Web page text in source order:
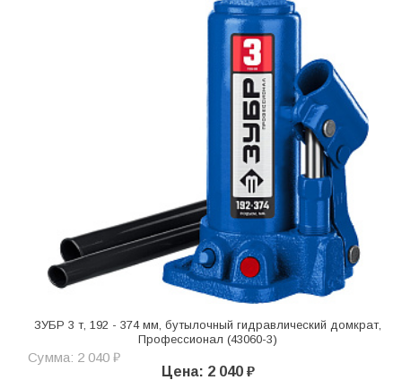
ЗУБР 3 т, 192 - 374 мм, бутылочный гидравлический домкрат,
Профессионал (43060-3)
Сумма: 2 040 ₽
Цена: 2 040 ₽